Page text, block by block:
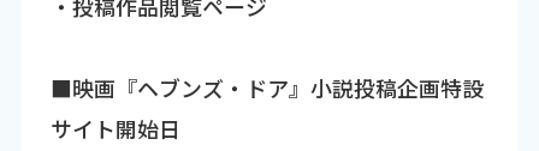
■映画『ヘブンズ・ドア』小説投稿企画特設
サイト開始日